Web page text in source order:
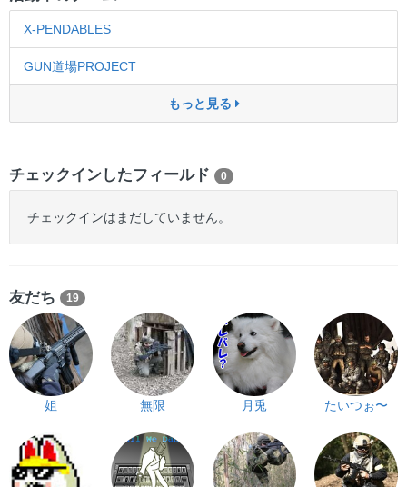
X-PENDABLES
GUN道場PROJECT
もっと見る
チェックインしたフィールド 0
チェックインはまだしていません。
友だち 19
姐 無限 月兎 たいつぉ〜